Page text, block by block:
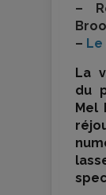
–
–
La
du
Mel